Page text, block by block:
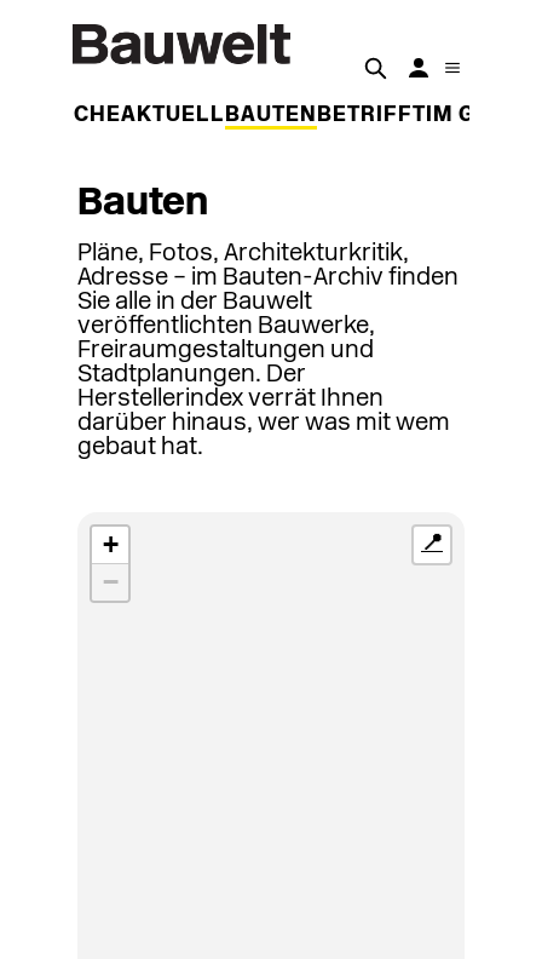
WOCHEAKTUELL BAUTEN BETRIFFT IM
Bauten
Pläne, Fotos, Architekturkritik,
Adresse – im Bauten-Archiv finden
Sie alle in der Bauwelt
veröffentlichten Bauwerke,
Freiraumgestaltungen und
Stadtplanungen. Der
Herstellerindex verrät Ihnen
darüber hinaus, wer was mit wem
gebaut hat.
+
−
📍